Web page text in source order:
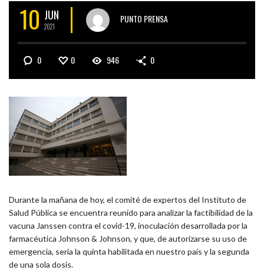
10 JUN
2021
PUNTO PRENSA
0 0 946 0
Durante la mañana de hoy, el comité de expertos del Instituto de
Salud Pública se encuentra reunido para analizar la factibilidad de la
vacuna Janssen contra el covid-19, inoculación desarrollada por la
farmacéutica Johnson & Johnson, y que, de autorizarse su uso de
emergencia, sería la quinta habilitada en nuestro país y la segunda
de una sola dosis.